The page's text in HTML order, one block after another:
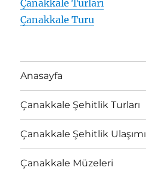
Çanakkale Turları
Çanakkale Turu
Anasayfa
Çanakkale Şehitlik Turları
Çanakkale Şehitlik Ulaşımı
Çanakkale Müzeleri